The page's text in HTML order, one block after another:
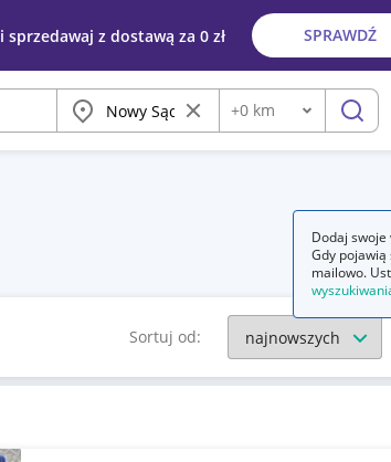
z dostawą za 0 zł SPRAWDŹ
Miasto Wyczyść frazę
Odległość
+0 km szukaj
Sortuj od:
Dodaj
Gdy pojawią
mailowo.